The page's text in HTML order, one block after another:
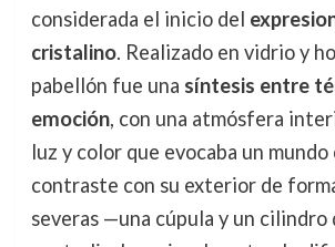
considerada el inicio del
cristalino. Realizado en vidrio y
pabellón fue una síntesis entre
emoción, con una atmósfera
luz y color que evocaba un
contraste con su exterior de
severas —una cúpula y un cilindro